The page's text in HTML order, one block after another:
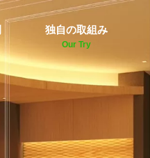
独自の取組み
Our Try